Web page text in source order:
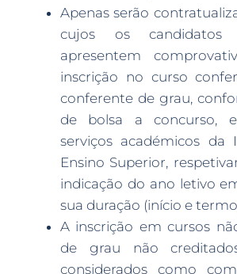
Apenas serão
cujos os candidatos
apresentem
inscrição no curso
conferente de grau,
de bolsa a concurso,
serviços académicos da
Ensino Superior,
indicação do ano letivo
sua duração (início e
A inscrição em cursos
de grau não
considerados como